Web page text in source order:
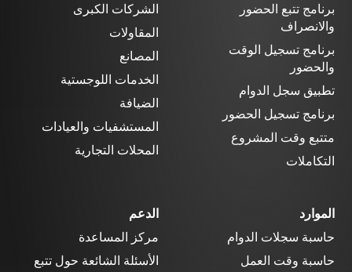
برنامج تتبع الحضور
والانصراف
برنامج تسجيل الوقت
والحضور
تطبيق سجل الدوام
برنامج تسجيل الحضور
متتبع وقت المشروع
التكاملات
الشركات الكبرى
المقاولات
المصانع
الخدمات اللوجستية
الضيافة
المستشفيات والعيادات
المحلات التجارية
الموارد
حاسبة سجلات الدوام
حاسبة وقت العمل
الدعم
مركز المساعدة
الأسئلة الشائعة حول تتبع